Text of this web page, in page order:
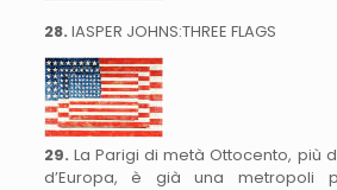
28. IASPER JOHNS:THREE FLAGS
29. La Parigi di metà Ottocento, più
d’Europa, è già una metropoli